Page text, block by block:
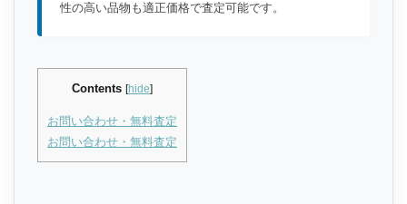
性の高い品物も適正価格で査定可能です。
Contents [hide]
お問い合わせ・無料査定
お問い合わせ・無料査定